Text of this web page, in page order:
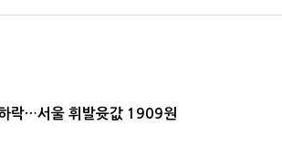
락…서울 휘발윳값 1909원